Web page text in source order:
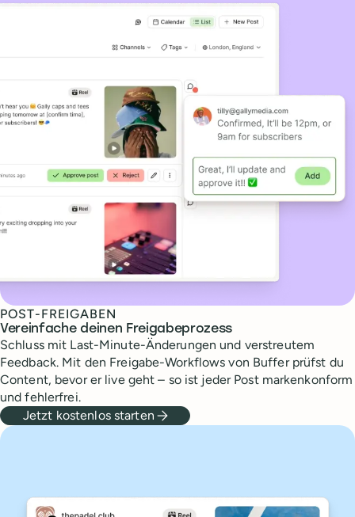
POST-FREIGABEN
Vereinfache deinen Freigabeprozess
Schluss mit Last-Minute-Änderungen und verstreutem
Feedback. Mit den Freigabe-Workflows von Buffer prüfst du
Content, bevor er live geht – so ist jeder Post markenkonform
und fehlerfrei.
Jetzt kostenlos starten